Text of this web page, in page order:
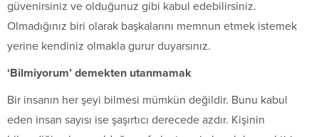
güvenirsiniz ve olduğunuz gibi kabul edebilirsiniz.
Olmadığınız biri olarak başkalarını memnun etmek istemek
yerine kendiniz olmakla gurur duyarsınız.
‘Bilmiyorum’ demekten utanmamak
Bir insanın her şeyi bilmesi mümkün değildir. Bunu kabul
eden insan sayısı ise şaşırtıcı derecede azdır. Kişinin